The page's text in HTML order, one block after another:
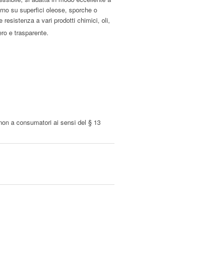
su superfici oleose, sporche o
resistenza a vari prodotti chimici, oli,
e trasparente.
a consumatori ai sensi del § 13